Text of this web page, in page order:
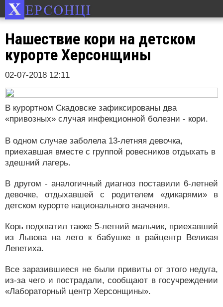
Нашествие кори на детском
курорте Херсонщины
02-07-2018 12:11
В курортном Скадовске зафиксированы два
«привозных» случая инфекционной болезни - кори.
В одном случае заболела 13-летняя девочка,
приехавшая вместе с группой ровесников отдыхать в
здешний лагерь.
В другом - аналогичный диагноз поставили 6-летней
девочке, отдыхавшей с родителем «дикарями» в
детском курорте национального значения.
Корь подхватил также 5-летний мальчик, приехавший
из Львова на лето к бабушке в райцентр Великая
Лепетиха.
Все заразившиеся не были привиты от этого недуга,
из-за чего и пострадали, сообщают в госучреждении
«Лабораторный центр Херсонщины».